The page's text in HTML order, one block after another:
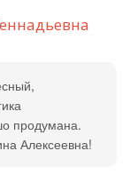
продумана.
Алексеевна!